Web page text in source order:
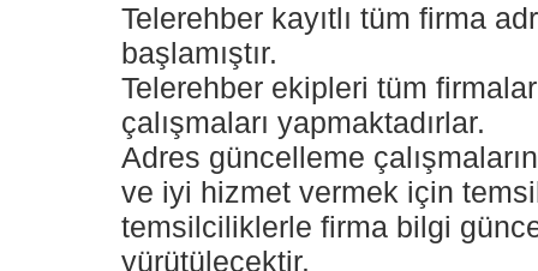
Telerehber kayıtlı tüm firma
başlamıştır.
Telerehber ekipleri tüm
çalışmaları yapmaktadırlar.
Adres güncelleme
ve iyi hizmet vermek için
temsilciliklerle firma bilgi
yürütülecektir.